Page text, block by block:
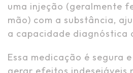
uma injeção (geralmente
mão) com a substância,
a capacidade diagnóstica
Essa medicação é segura